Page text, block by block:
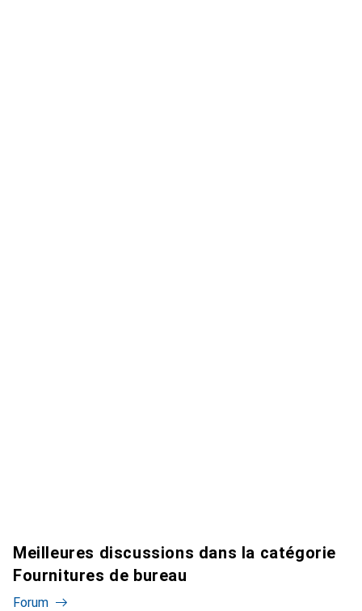
Meilleures discussions dans la catégorie
Fournitures de bureau
Forum